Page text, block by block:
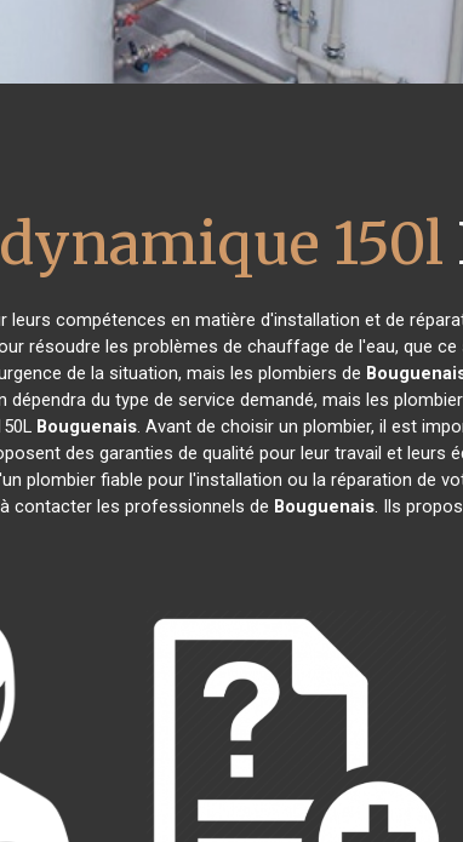
150l
compétences en matière d'installation et de
résoudre les problèmes de chauffage de l'eau, que
de la situation, mais les plombiers de
du type de service demandé, mais les
Bouguenais. Avant de choisir un plombier, il est
des garanties de qualité pour leur travail et leurs
plombier fiable pour l'installation ou la réparation de
contacter les professionnels de Bouguenais. Ils propos